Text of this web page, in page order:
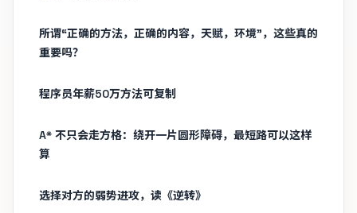
所谓“正确的方法，正确的内容，天赋，环境”，这些真的
重要吗？
程序员年薪50万方法可复制
A* 不只会走方格：绕开一片圆形障碍，最短路可以这样
算
选择对方的弱势进攻，读《逆转》